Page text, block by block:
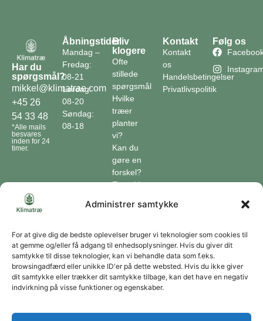
Administrer samtykke
For at give dig de bedste oplevelser bruger vi teknologier som cookies til
at gemme og/eller få adgang til enhedsoplysninger. Hvis du giver dit
samtykke til disse teknologier, kan vi behandle data som f.eks.
browsingadfærd eller unikke ID'er på dette websted. Hvis du ikke giver
dit samtykke eller trækker dit samtykke tilbage, kan det have en negativ
indvirkning på visse funktioner og egenskaber.
Har du
spørgsmål?
mikkel@klimatrae.com
+45 26
54 33 48
*Alle mails
besvares
inden for 24
timer.
Åbningstider
Mandag –
Fredag:
08-21
Lørdag:
08-20
Søndag:
08-18
Bliv
klogere
Ofte
stillede
spørgsmål
Hvilke
træer
planter
vi?
Kan du
gøre en
forskel?
En guide
Klimaordbogen
optager
træer
co2?
Kontakt
Kontakt
os
Handelsbetingelser
Privatlivspolitik
Følg os
Forbliv forbundet